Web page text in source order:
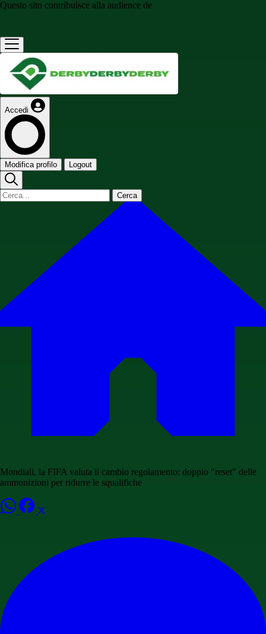
Questo sito contribuisce alla audience de
Accedi
Modifica profilo Logout
Cerca
Mondiali, la FIFA valuta il cambio regolamento: doppio "reset" delle
ammonizioni per ridurre le squalifiche